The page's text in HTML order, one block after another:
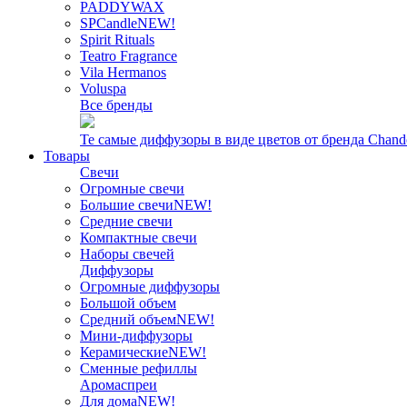
PADDYWAX
SPCandleNEW!
Spirit Rituals
Teatro Fragrance
Vila Hermanos
Voluspa
Все бренды
Те самые диффузоры в виде цветов от бренда
Товары
Свечи
Огромные свечи
Большие свечиNEW!
Средние свечи
Компактные свечи
Наборы свечей
Диффузоры
Огромные диффузоры
Большой объем
Средний объемNEW!
Мини-диффузоры
КерамическиеNEW!
Сменные рефиллы
Аромаспреи
Для домаNEW!